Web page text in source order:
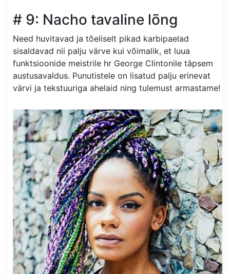
# 9: Nacho tavaline lõng
Need huvitavad ja tõeliselt pikad karbipaelad
sisaldavad nii palju värve kui võimalik, et luua
funktsioonide meistrile hr George Clintonile täpsem
austusavaldus. Punutistele on lisatud palju erinevat
värvi ja tekstuuriga ahelaid ning tulemust armastame!